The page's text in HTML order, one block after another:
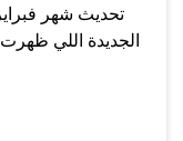
الجديدة اللي